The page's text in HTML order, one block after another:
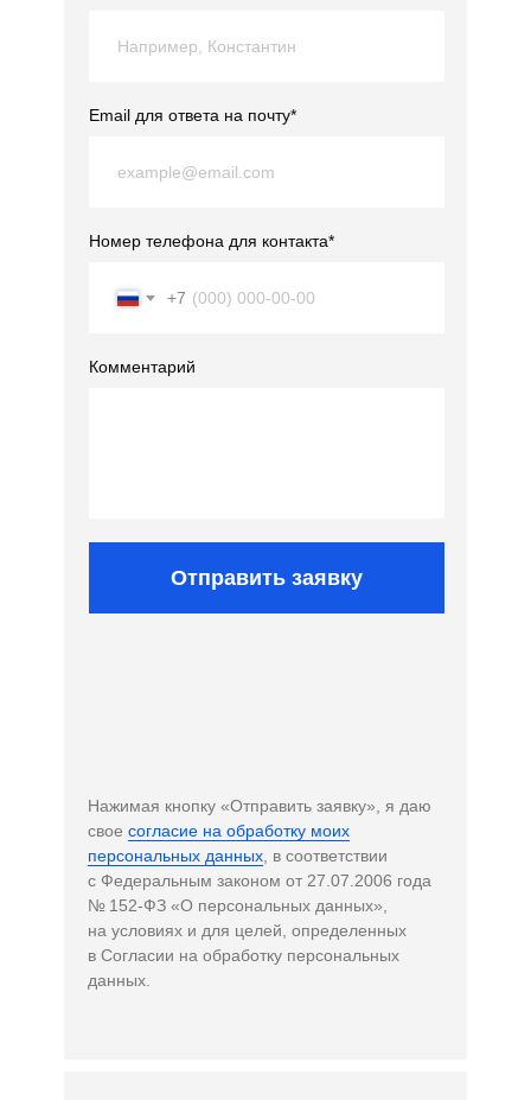
Email для ответа на почту*
Номер телефона для контакта*
+7
Комментарий
Отправить заявку
Нажимая кнопку «Отправить заявку», я даю
свое согласие на обработку моих
персональных данных , в соответствии
с Федеральным законом от 27.07.2006 года
№ 152-ФЗ «О персональных данных»,
на условиях и для целей, определенных
в Согласии на обработку персональных
данных.